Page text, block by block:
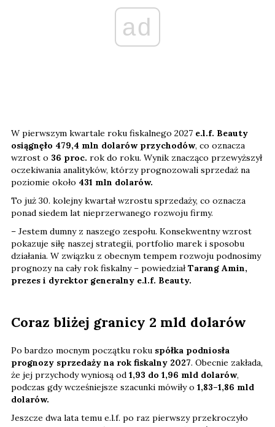
ad
W pierwszym kwartale roku fiskalnego 2027 e.l.f. Beauty
osiągnęło 479,4 mln dolarów przychodów, co oznacza
wzrost o 36 proc. rok do roku. Wynik znacząco przewyższył
oczekiwania analityków, którzy prognozowali sprzedaż na
poziomie około 431 mln dolarów.
To już 30. kolejny kwartał wzrostu sprzedaży, co oznacza
ponad siedem lat nieprzerwanego rozwoju firmy.
– Jestem dumny z naszego zespołu. Konsekwentny wzrost
pokazuje siłę naszej strategii, portfolio marek i sposobu
działania. W związku z obecnym tempem rozwoju podnosimy
prognozy na cały rok fiskalny – powiedziałTarang Amin,
prezes i dyrektor generalny e.l.f. Beauty.
Coraz bliżej granicy 2 mld dolarów
Po bardzo mocnym początku roku spółka podniosła
prognozy sprzedaży na rok fiskalny 2027. Obecnie zakłada,
że jej przychody wyniosą od 1,93 do 1,96 mld dolarów,
podczas gdy wcześniejsze szacunki mówiły o 1,83–1,86 mld
dolarów.
Jeszcze dwa lata temu e.l.f. po raz pierwszy przekroczyło